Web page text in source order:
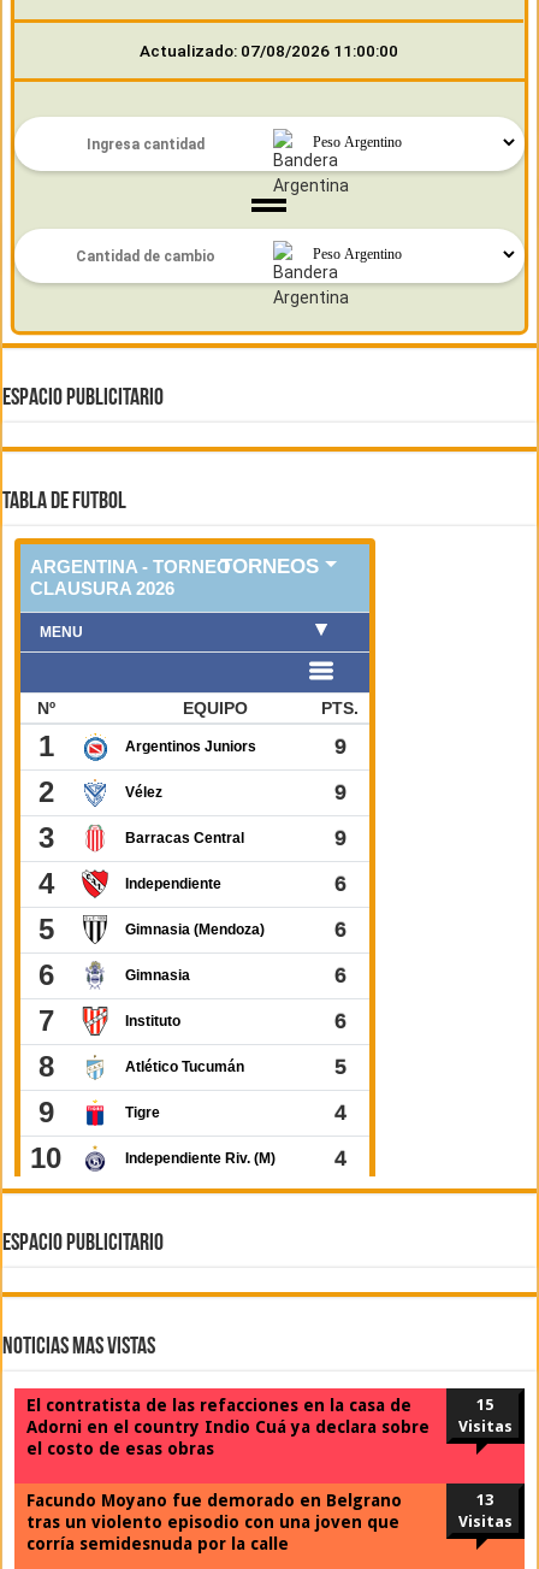
Actualizado: 07/08/2026 11:00:00
ESPACIO PUBLICITARIO
TABLA DE FUTBOL
ESPACIO PUBLICITARIO
Noticias Mas Vistas
El contratista de las refacciones en la casa de
Adorni en el country Indio Cuá ya declara sobre
el costo de esas obras
15
Visitas
Facundo Moyano fue demorado en Belgrano
tras un violento episodio con una joven que
corría semidesnuda por la calle
13
Visitas